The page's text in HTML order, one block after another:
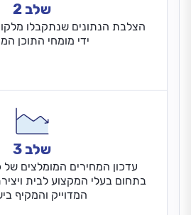
שלב 2
הצלבת הנתונים שנתקבלו
ידי מומחי התוכן
שלב 3
עדכון המחירים המומלצים של
בתחום בעלי המקצוע לבית
המדוייק והמקיף